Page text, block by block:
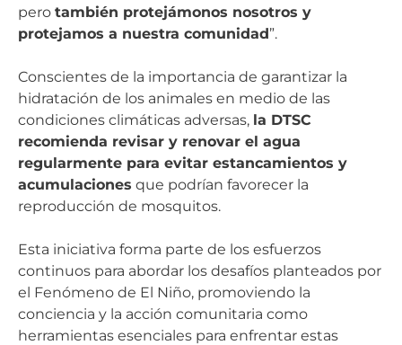
pero también protejámonos nosotros y
protejamos a nuestra comunidad”.
Conscientes de la importancia de garantizar la
hidratación de los animales en medio de las
condiciones climáticas adversas, la DTSC
recomienda revisar y renovar el agua
regularmente para evitar estancamientos y
acumulaciones que podrían favorecer la
reproducción de mosquitos.
Esta iniciativa forma parte de los esfuerzos
continuos para abordar los desafíos planteados por
el Fenómeno de El Niño, promoviendo la
conciencia y la acción comunitaria como
herramientas esenciales para enfrentar estas